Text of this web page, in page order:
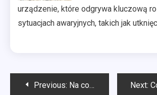
urządzenie, które odgrywa kluczową
sytuacjach awaryjnych, takich jak
Nawigacja
Previous: Na co miód nawłociowy? Next: